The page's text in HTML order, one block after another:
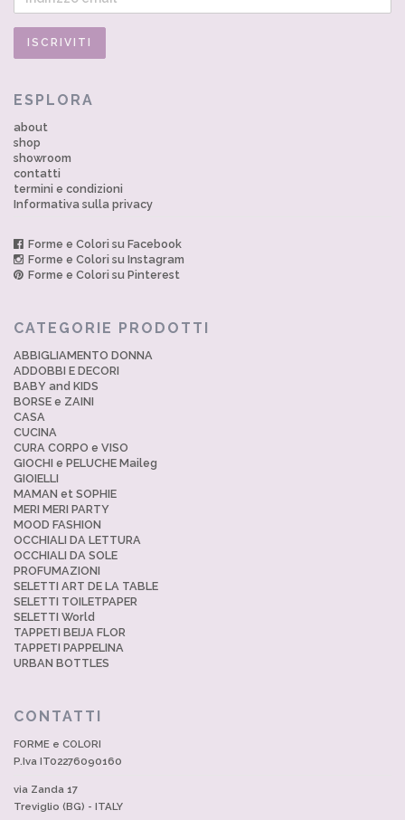
ESPLORA
about
shop
showroom
contatti
termini e condizioni
Informativa sulla privacy
Forme e Colori su Facebook
Forme e Colori su Instagram
Forme e Colori su Pinterest
CATEGORIE PRODOTTI
ABBIGLIAMENTO DONNA
ADDOBBI E DECORI
BABY and KIDS
BORSE e ZAINI
CASA
CUCINA
CURA CORPO e VISO
GIOCHI e PELUCHE Maileg
GIOIELLI
MAMAN et SOPHIE
MERI MERI PARTY
MOOD FASHION
OCCHIALI DA LETTURA
OCCHIALI DA SOLE
PROFUMAZIONI
SELETTI ART DE LA TABLE
SELETTI TOILETPAPER
SELETTI World
TAPPETI BEIJA FLOR
TAPPETI PAPPELINA
URBAN BOTTLES
CONTATTI
FORME e COLORI
P.Iva IT02276090160
via Zanda 17
Treviglio (BG) - ITALY